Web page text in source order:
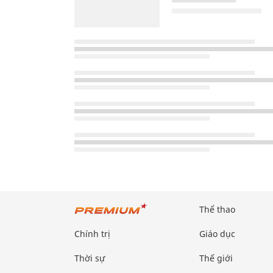
Chính trị
Thời sự
Thể thao
Giáo dục
Thế giới